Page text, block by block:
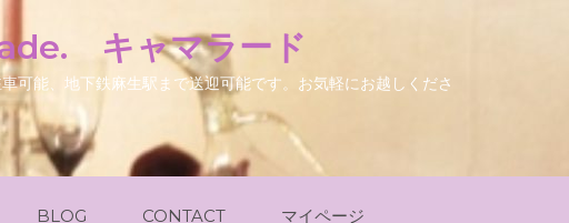
キャマラード
可能、地下鉄麻生駅まで送迎可能です。お気軽にお越しくださ
BLOG CONTACT マイページ